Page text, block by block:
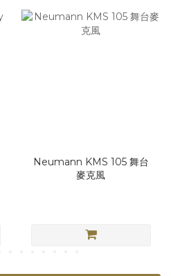
Neumann KMS 105 舞台
麥克風